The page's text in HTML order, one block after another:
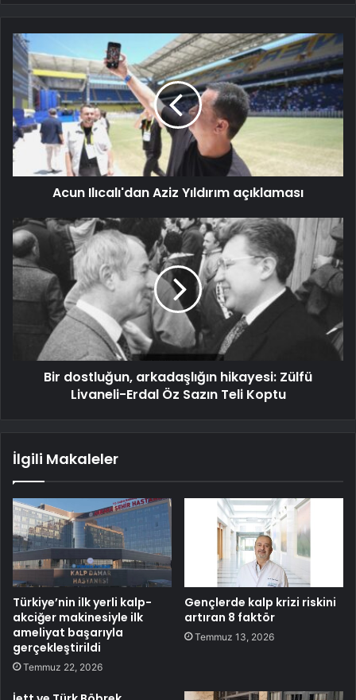
Acun Ilıcalı'dan Aziz Yıldırım açıklaması
Bir dostluğun, arkadaşlığın hikayesi: Zülfü
Livaneli-Erdal Öz Sazın Teli Koptu
İlgili Makaleler
Türkiye’nin ilk yerli kalp-
akciğer makinesiyle ilk
ameliyat başarıyla
gerçekleştirildi
Temmuz 22, 2026
Gençlerde kalp krizi riskini
artıran 8 faktör
Temmuz 13, 2026